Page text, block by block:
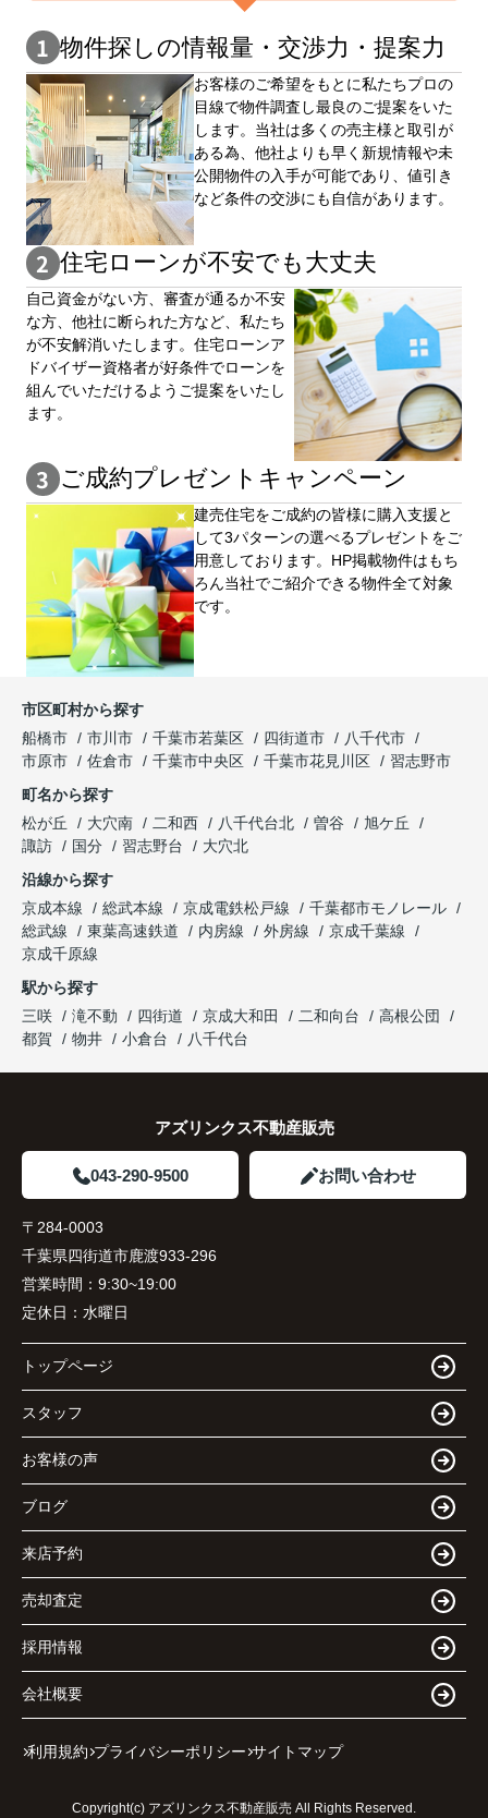
物件探しの情報量・交渉⼒・提案⼒
お客様のご希望をもとに私たちプロの
目線で物件調査し最良のご提案をいた
します。当社は多くの売主様と取引が
ある為、他社よりも早く新規情報や未
公開物件の⼊手が可能であり、値引き
など条件の交渉にも自信があります。
住宅ローンが不安でも大丈夫
自⼰資⾦がない⽅、審査が通るか不安
な⽅、他社に断られた⽅など、私たち
が不安解消いたします。住宅ローンア
ドバイザー資格者が好条件でローンを
組んでいただけるようご提案をいたし
ます。
ご成約プレゼントキャンペーン
建売住宅をご成約の皆様に購⼊⽀援と
して3パターンの選べるプレゼントをご
用意しております。HP掲載物件はもち
ろん当社でご紹介できる物件全て対象
です。
市区町村から探す
船橋市
市川市 千葉市若葉区 四街道市
八千代市
市原市
佐倉市 千葉市中央区 千葉市花見川区
習志野市
町名から探す
松が丘
大穴南 二和西 八千代台北 曽谷
旭ケ丘
諏訪
国分 習志野台
大穴北
沿線から探す
京成本線
総武本線 京成電鉄松戸線
千葉都市モノレール
総武線
東葉高速鉄道 内房線 外房線
京成千葉線
京成千原線
駅から探す
三咲
滝不動 四街道 京成大和田 二和向台
高根公団
都賀
物井 小倉台 八千代台
アズリンクス不動産販売
043-290-9500 お問い合わせ
〒284-0003
千葉県四街道市鹿渡933-296
営業時間： 9:30~19:00
定休日： 水曜日
トップページ
スタッフ
お客様の声
ブログ
来店予約
売却査定
採用情報
会社概要
利用規約 プライバシーポリシー サイトマップ
Copyright(c) アズリンクス不動産販売 All Rights Reserved.